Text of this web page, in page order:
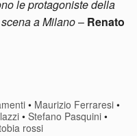
le protagoniste della
a Milano– Renato
• Maurizio Ferraresi •
• Stefano Pasquini •
rossi